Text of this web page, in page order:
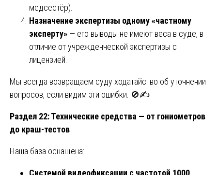
медсестёр).
Назначение экспертизы одному «частному
эксперту» — его выводы не имеют веса в суде, в
отличие от учрежденческой экспертизы с
лицензией.
Мы всегда возвращаем суду ходатайство об уточнении
вопросов, если видим эти ошибки. 🚫✍️
Раздел 22: Технические средства — от гониометров
до краш-тестов
Наша база оснащена:
Системой видеофиксации с частотой 1000